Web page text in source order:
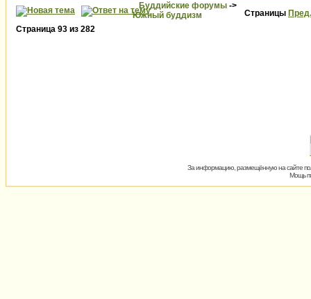
Буддийские форумы ->
Южный буддизм
Страницы Пред.
Страница 93 из 282
За информацию, размещённую на сайте
Мощь